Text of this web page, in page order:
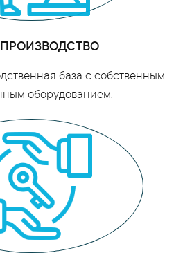
база с собственным
оборудованием.